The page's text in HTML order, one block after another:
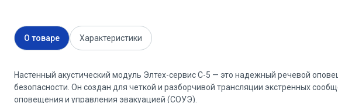
О товаре Характеристики
Настенный акустический модуль Элтех-сервис С-5 — это надежный речевой
безопасности. Он создан для четкой и разборчивой трансляции экстренных
оповещения и управления эвакуацией (СОУЭ).